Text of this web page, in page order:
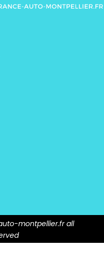
montpellier.fr all